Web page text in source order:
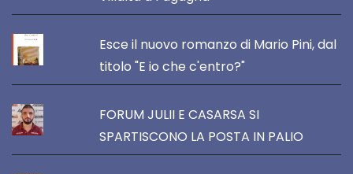
Esce il nuovo romanzo di Mario Pini, dal
titolo "E io che c'entro?"
FORUM JULII E CASARSA SI
SPARTISCONO LA POSTA IN PALIO